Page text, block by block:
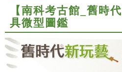
【南科考古館_舊時
具微型圖鑑